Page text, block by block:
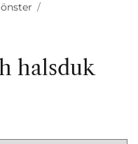
/
halsduk